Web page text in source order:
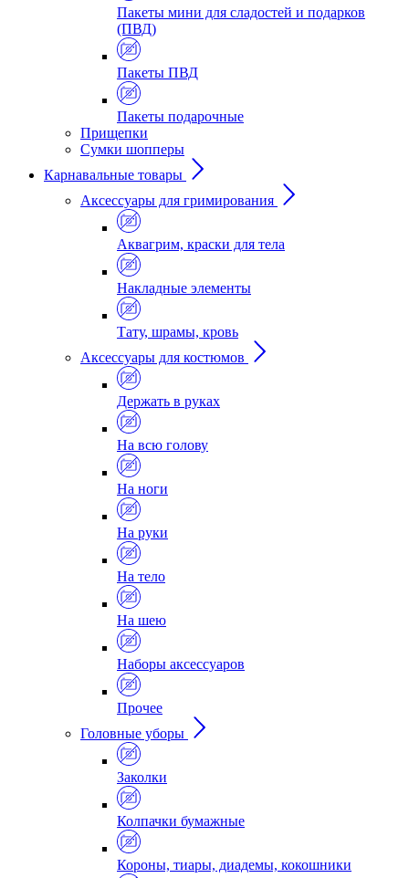
Пакеты мини для сладостей и подарков
(ПВД)
Пакеты ПВД
Пакеты подарочные
Прищепки
Сумки шопперы
Карнавальные товары
Аксессуары для гримирования
Аквагрим, краски для тела
Накладные элементы
Тату, шрамы, кровь
Аксессуары для костюмов
Держать в руках
На всю голову
На ноги
На руки
На тело
На шею
Наборы аксессуаров
Прочее
Головные уборы
Заколки
Колпачки бумажные
Короны, тиары, диадемы, кокошники